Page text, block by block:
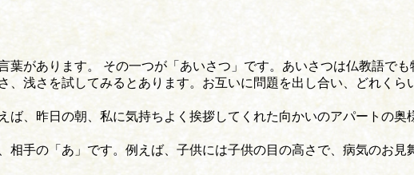
があります。 その一つが「あいさつ」です。あいさつは仏教語で
浅さを試してみるとあります。お互いに問題を出し合い、どれくら
、昨日の朝、私に気持ちよく挨拶してくれた向かいのアパートの
相手の「あ」です。例えば、子供には子供の目の高さで、病気のお